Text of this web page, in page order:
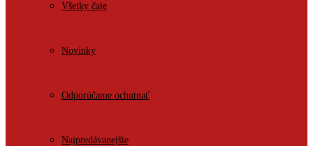
Všetky čaje
Novinky
Odporúčame ochutnať
Najpredávanejšie